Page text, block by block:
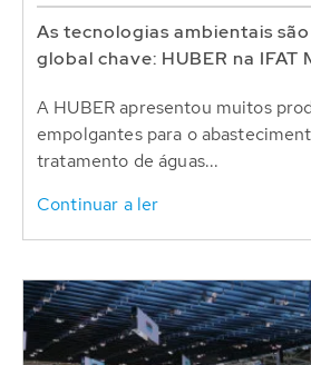
As tecnologias ambientais
global chave: HUBER na IFAT
A HUBER apresentou muitos
empolgantes para o
tratamento de águas...
Continuar a ler